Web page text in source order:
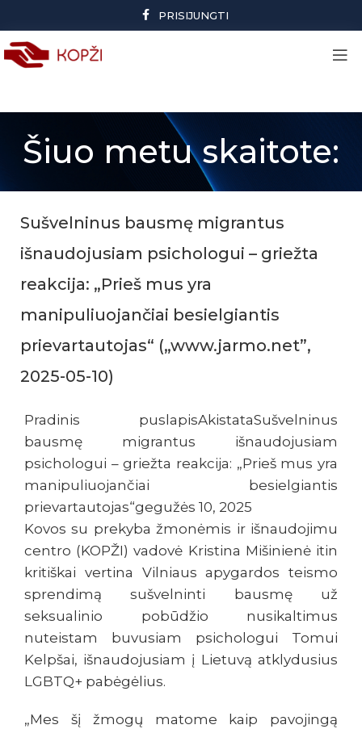
PRISIJUNGTI
Šiuo metu skaitote:
Sušvelninus bausmę migrantus
išnaudojusiam psichologui – griežta
reakcija: „Prieš mus yra
manipuliuojančiai besielgiantis
prievartautojas“ („www.jarmo.net”,
2025-05-10)
Pradinis puslapisAkistataSušvelninus
bausmę migrantus išnaudojusiam
psichologui – griežta reakcija: „Prieš mus yra
manipuliuojančiai besielgiantis
prievartautojas“gegužės 10, 2025
Kovos su prekyba žmonėmis ir išnaudojimu
centro (KOPŽI) vadovė Kristina Mišinienė itin
kritiškai vertina Vilniaus apygardos teismo
sprendimą sušvelninti bausmę už
seksualinio pobūdžio nusikaltimus
nuteistam buvusiam psichologui Tomui
Kelpšai, išnaudojusiam į Lietuvą atklydusius
LGBTQ+ pabėgėlius.
„Mes šį žmogų matome kaip pavojingą